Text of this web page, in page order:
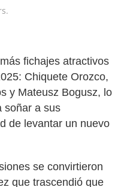
fichajes atractivos
Chiquete Orozco,
y Mateusz Bogusz, lo
soñar a sus
de levantar un nuevo
se convirtieron
que trascendió que